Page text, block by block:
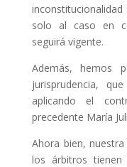
solo al caso en
seguirá vigente.
Además, hemos
jurisprudencia,
aplicando el
precedente María
Ahora bien,
los árbitros